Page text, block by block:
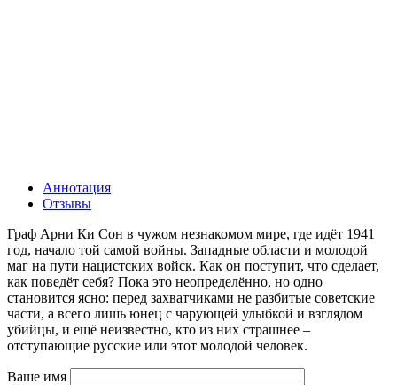
Аннотация
Отзывы
Граф Арни Ки Сон в чужом незнакомом мире, где идёт 1941
год, начало той самой войны. Западные области и молодой
маг на пути нацистских войск. Как он поступит, что сделает,
как поведёт себя? Пока это неопределённо, но одно
становится ясно: перед захватчиками не разбитые советские
части, а всего лишь юнец с чарующей улыбкой и взглядом
убийцы, и ещё неизвестно, кто из них страшнее –
отступающие русские или этот молодой человек.
Ваше имя